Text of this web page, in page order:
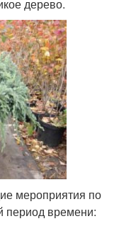
дерево.
мероприятия по
период времени: